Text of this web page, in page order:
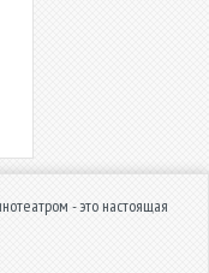
- это настоящая